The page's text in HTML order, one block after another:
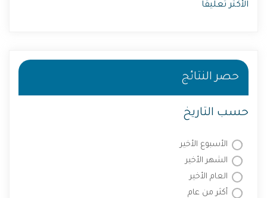
الأكثر تعليقا
حصر النتائج
حسب التاريخ
الأسبوع الأخير
الشهر الأخير
العام الأخير
أكثر من عام